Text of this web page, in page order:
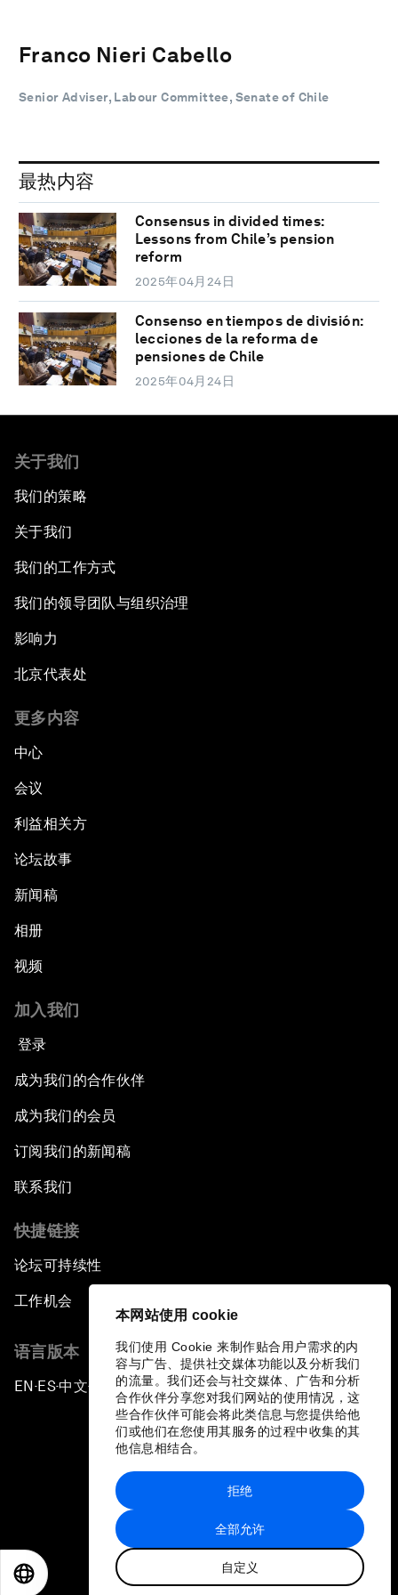
本网站使用 cookie
我们使用 Cookie 来制作贴合用户需求的内
容与广告、提供社交媒体功能以及分析我们
的流量。我们还会与社交媒体、广告和分析
合作伙伴分享您对我们网站的使用情况，这
些合作伙伴可能会将此类信息与您提供给他
们或他们在您使用其服务的过程中收集的其
他信息相结合。
全部允许
自定义
拒绝
Franco Nieri Cabello
Senior Adviser, Labour Committee, Senate of Chile
最热内容
Consensus in divided times:
Lessons from Chile’s pension
reform
2025年04月24日
Consenso en tiempos de división:
lecciones de la reforma de
pensiones de Chile
2025年04月24日
关于我们
我们的策略
关于我们
我们的工作方式
我们的领导团队与组织治理
影响力
北京代表处
更多内容
中心
会议
利益相关方
论坛故事
新闻稿
相册
视频
加入我们
登录
成为我们的合作伙伴
成为我们的会员
订阅我们的新闻稿
联系我们
快捷链接
论坛可持续性
工作机会
语言版本
EN ▪ ES▪中文▪ 日本語
站点地图
世界经济论坛